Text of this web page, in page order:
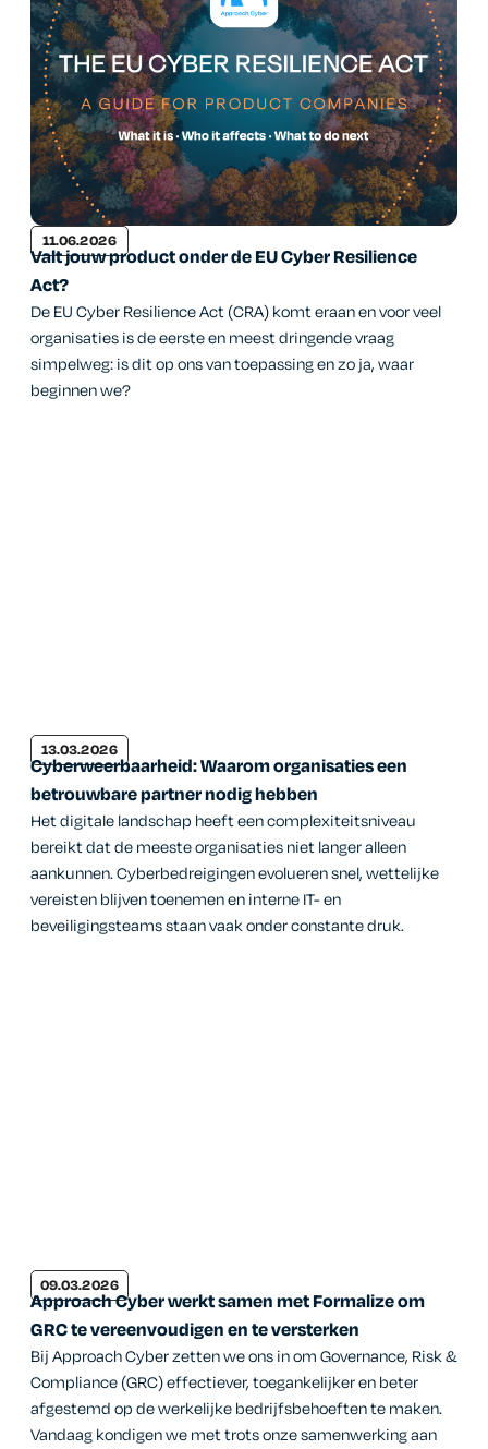
11.06.2026
Valt jouw product onder de EU Cyber Resilience
Act?
De EU Cyber Resilience Act (CRA) komt eraan en voor veel
organisaties is de eerste en meest dringende vraag
simpelweg: is dit op ons van toepassing en zo ja, waar
beginnen we?
13.03.2026
Cyberweerbaarheid: Waarom organisaties een
betrouwbare partner nodig hebben
Het digitale landschap heeft een complexiteitsniveau
bereikt dat de meeste organisaties niet langer alleen
aankunnen. Cyberbedreigingen evolueren snel, wettelijke
vereisten blijven toenemen en interne IT- en
beveiligingsteams staan vaak onder constante druk.
09.03.2026
Approach Cyber werkt samen met Formalize om
GRC te vereenvoudigen en te versterken
Bij Approach Cyber zetten we ons in om Governance, Risk &
Compliance (GRC) effectiever, toegankelijker en beter
afgestemd op de werkelijke bedrijfsbehoeften te maken.
Vandaag kondigen we met trots onze samenwerking aan